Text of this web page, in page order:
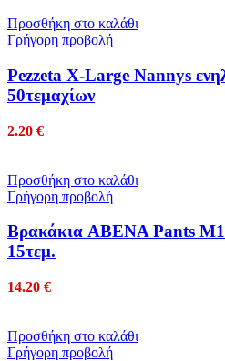
Προσθήκη στο καλάθι
Γρήγορη προβολή
Pezzeta X-Large Nannys
50τεμαχίων
2.20 €
Προσθήκη στο καλάθι
Γρήγορη προβολή
Βρακάκια ABENA Pants
15τεμ.
14.20 €
Προσθήκη στο καλάθι
Γρήγορη προβολή